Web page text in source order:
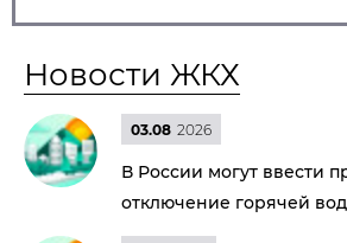
Новости ЖКХ
03.08 2026
В России могут ввести
отключение горячей